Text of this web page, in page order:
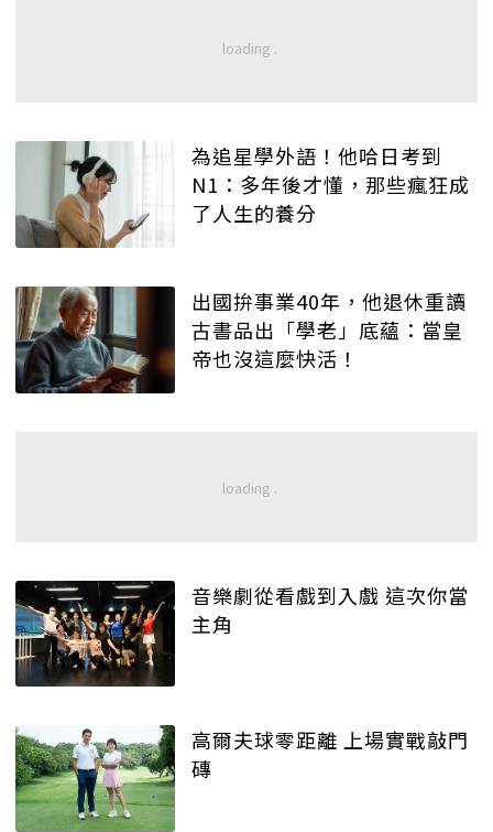
為追星學外語！他哈日考到
N1：多年後才懂，那些瘋狂成
了人生的養分
出國拚事業40年，他退休重讀
古書品出「學老」底蘊：當皇
帝也沒這麼快活！
音樂劇從看戲到入戲 這次你當
主角
高爾夫球零距離 上場實戰敲門
磚